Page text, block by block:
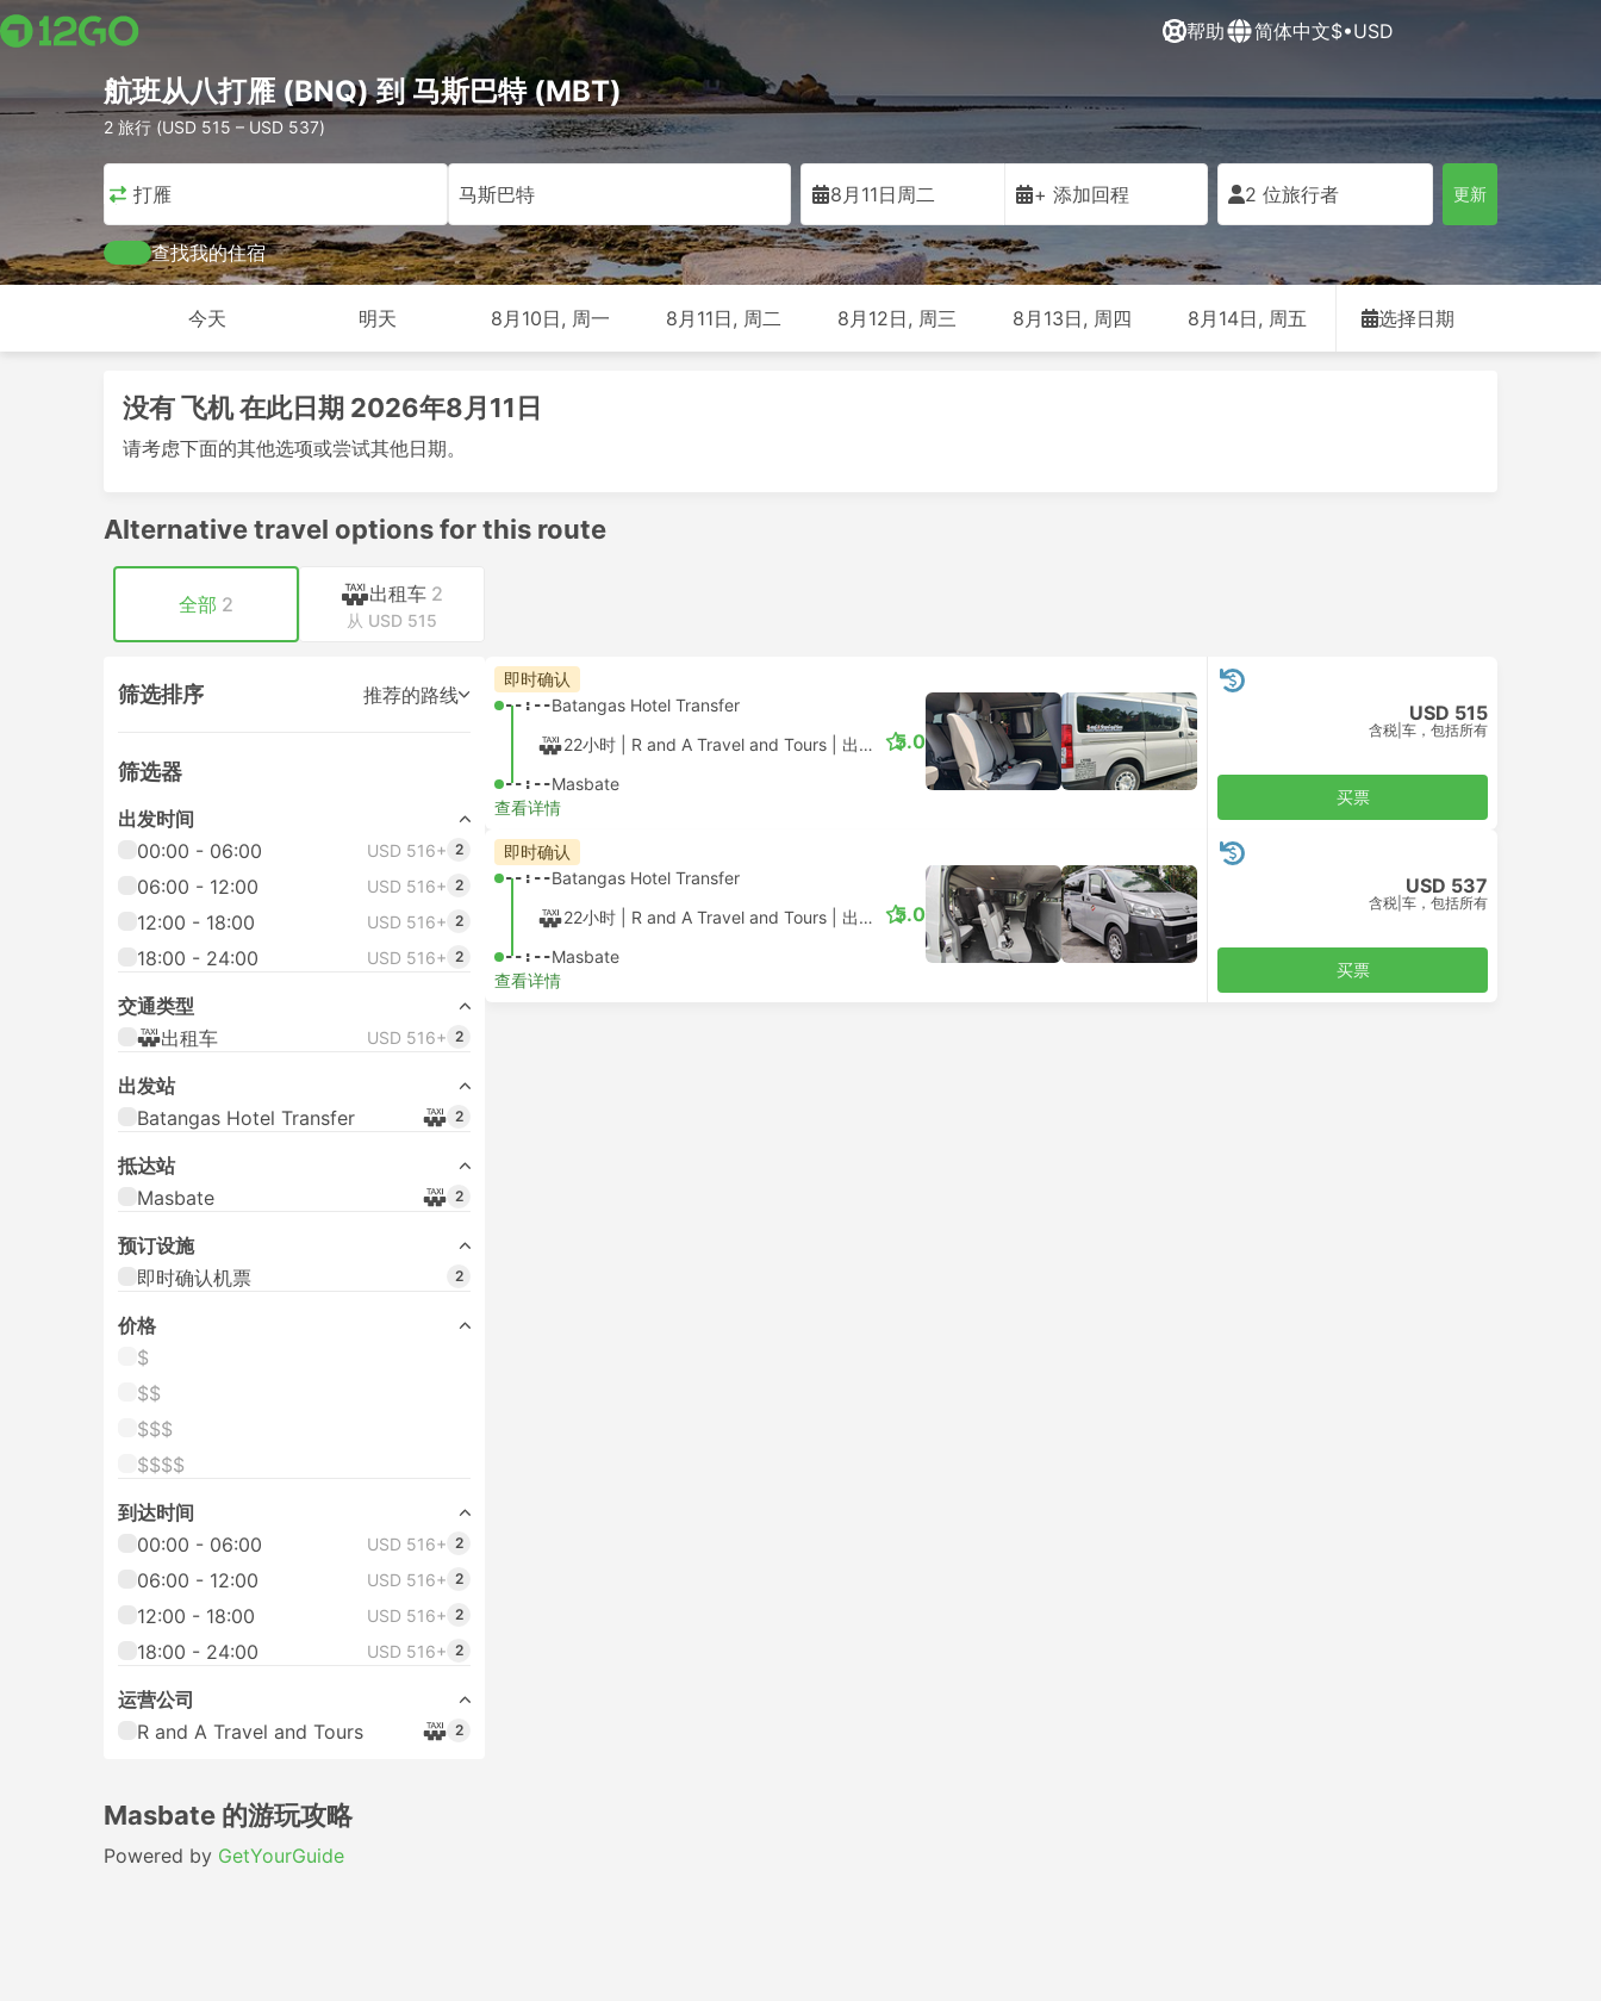
帮助 简体中文$•USD
航班从八打雁 (BNQ) 到 马斯巴特 (MBT)
2 旅行 (USD 515 – USD 537)
八打雁 马斯巴特 8月11日周二 + 添加回程 2 位旅行者 更新
查找我的住宿
今天 明天 8月10日, 周一 8月11日, 周二 8月12日, 周三 8月13日, 周四 8月14日, 周五 选择日期
没有 飞机 在此日期 2026年8月11日
请考虑下面的其他选项或尝试其他日期。
Alternative travel options for this route
全部 2 出租车 2
从 USD 515
筛选排序 推荐的路线
筛选器
出发时间
00:00 - 06:00
USD 516+ 2
06:00 - 12:00 USD 516+ 2
12:00 - 18:00 USD 516+ 2
18:00 - 24:00 USD 516+ 2
交通类型
出租车
USD 516+ 2
出发站
Batangas Hotel Transfer
2
抵达站
Masbate
2
预订设施
即时确认机票
2
价格
$
$$
$$$
$$$$
到达时间
00:00 - 06:00
USD 516+ 2
06:00 - 12:00 USD 516+ 2
12:00 - 18:00 USD 516+ 2
18:00 - 24:00 USD 516+ 2
运营公司
R and A Travel and Tours
2
即时确认
--:--Batangas Hotel Transfer
22小时 | R and A Travel and Tours 出租车 |厢式车 6人
--:--Masbate
5.0
查看详情
USD 515
含税 车，包括所有
买票
即时确认
--:--Batangas Hotel Transfer
22小时 | R and A Travel and Tours 出租车 |12座廂型车
--:--Masbate
5.0
查看详情
USD 537
含税 车，包括所有
买票
Masbate 的游玩攻略
Powered by GetYourGuide